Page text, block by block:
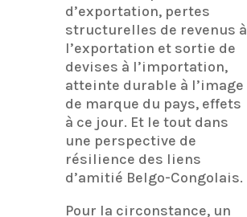
d’exportation, pertes
structurelles de revenus à
l’exportation et sortie de
devises à l’importation,
atteinte durable à l’image
de marque du pays, effets
à ce jour. Et le tout dans
une perspective de
résilience des liens
d’amitié Belgo-Congolais.
Pour la circonstance, un